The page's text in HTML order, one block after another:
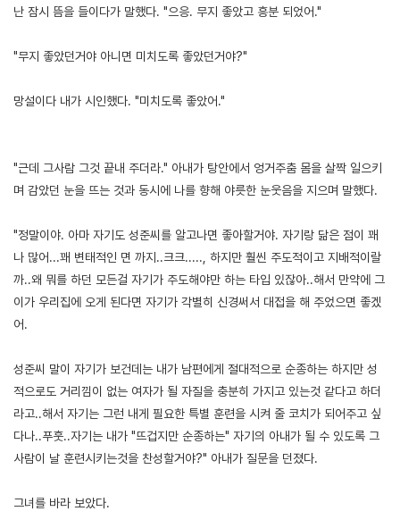
난 잠시 뜸을 들이다가 말했다. "으응. 무지 좋았고 흥분 되었어."
"무지 좋았던거야 아니면 미치도록 좋았던거야?"
망설이다 내가 시인했다. "미치도록 좋았어."
"근데 그사람 그것 끝내 주더라." 아내가 탕안에서 엉거주춤 몸을 살짝 일으키
며 감았던 눈을 뜨는 것과 동시에 나를 향해 야릇한 눈웃음을 지으며 말했다.
"정말이야. 아마 자기도 성준씨를 알고나면 좋아할거야. 자기랑 닮은 점이 꽤
나 많어...꽤 변태적인 면 까지..크크....., 하지만 훨씬 주도적이고 지배적이랄
까..왜 뭐를 하던 모든걸 자기가 주도해야만 하는 타입 있잖아..해서 만약에 그
이가 우리집에 오게 된다면 자기가 각별히 신경써서 대접을 해 주었으면 좋겠
어.
성준씨 말이 자기가 보건데는 내가 남편에게 절대적으로 순종하는 하지만 성
적으로도 거리낌이 없는 여자가 될 자질을 충분히 가지고 있는것 같다고 하더
라고..해서 자기는 그런 내게 필요한 특별 훈련을 시켜 줄 코치가 되어주고 싶
다나..푸훗..자기는 내가 "뜨겁지만 순종하는" 자기의 아내가 될 수 있도록 그
사람이 날 훈련시키는것을 찬성할거야?" 아내가 질문을 던졌다.
그녀를 바라 보았다.